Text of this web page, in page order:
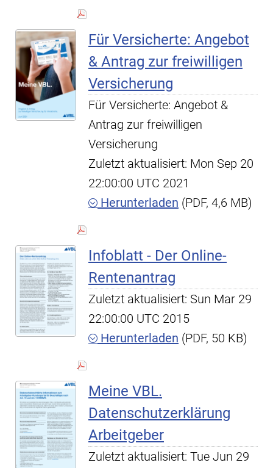
Für Versicherte: Angebot
& Antrag zur freiwilligen
Versicherung
Für Versicherte: Angebot &
Antrag zur freiwilligen
Versicherung
Zuletzt aktualisiert: Mon Sep 20
22:00:00 UTC 2021
Herunterladen (PDF, 4,6 MB)
Infoblatt - Der Online-
Rentenantrag
Zuletzt aktualisiert: Sun Mar 29
22:00:00 UTC 2015
Herunterladen (PDF, 50 KB)
Meine VBL.
Datenschutzerklärung
Arbeitgeber
Zuletzt aktualisiert: Tue Jun 29